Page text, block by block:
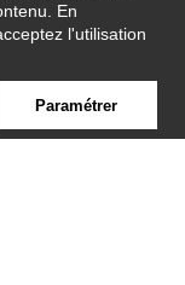
En
l'utilisation
Paramétrer